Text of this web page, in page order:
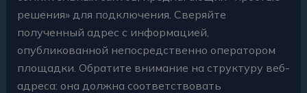
решения» для подключения. Сверяйте
полученный адрес с информацией,
опубликованной непосредственно оператором
площадки. Обратите внимание на структуру веб-
адреса: она должна соответствовать